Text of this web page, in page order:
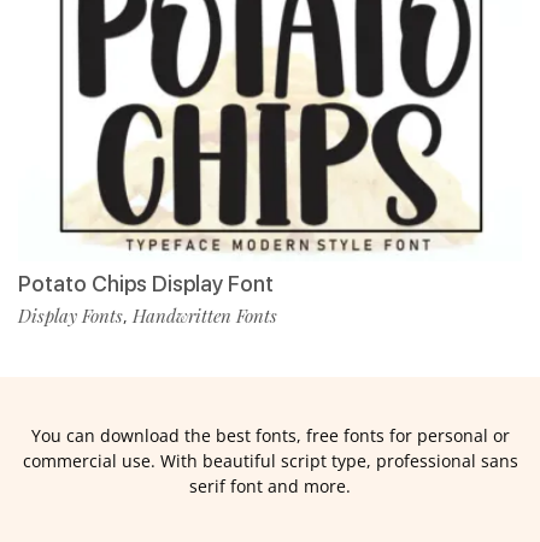
Potato Chips Display Font
Display Fonts, Handwritten Fonts
You can download the best fonts, free fonts for personal or
commercial use. With beautiful script type, professional sans
serif font and more.